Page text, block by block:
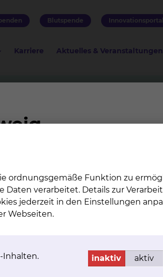
Blutspende Innovationsportal
Karriere Aktuelles & Veranstaltungen
absolvieren. Als
ordnungsgemäße Funktion zu
Daten verarbeitet. Details zur
jederzeit in den Einstellungen
Webseiten.
Inhalten. inaktiv aktiv